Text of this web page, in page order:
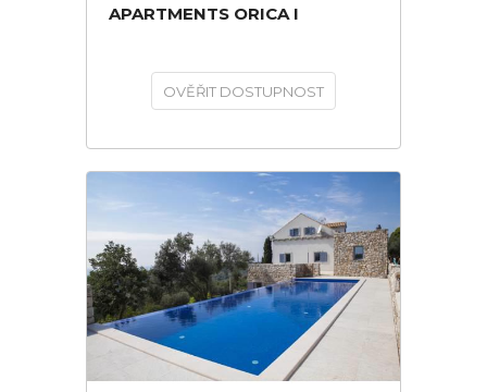
APARTMENTS ORICA I
OVĚŘIT DOSTUPNOST